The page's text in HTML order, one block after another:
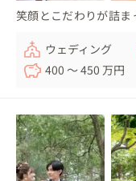
笑顔とこだわりが詰
ウェディング
400 〜 450 万円